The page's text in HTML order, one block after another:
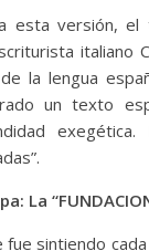
esta versión, el
italiano
la lengua
un texto
La
sintiendo